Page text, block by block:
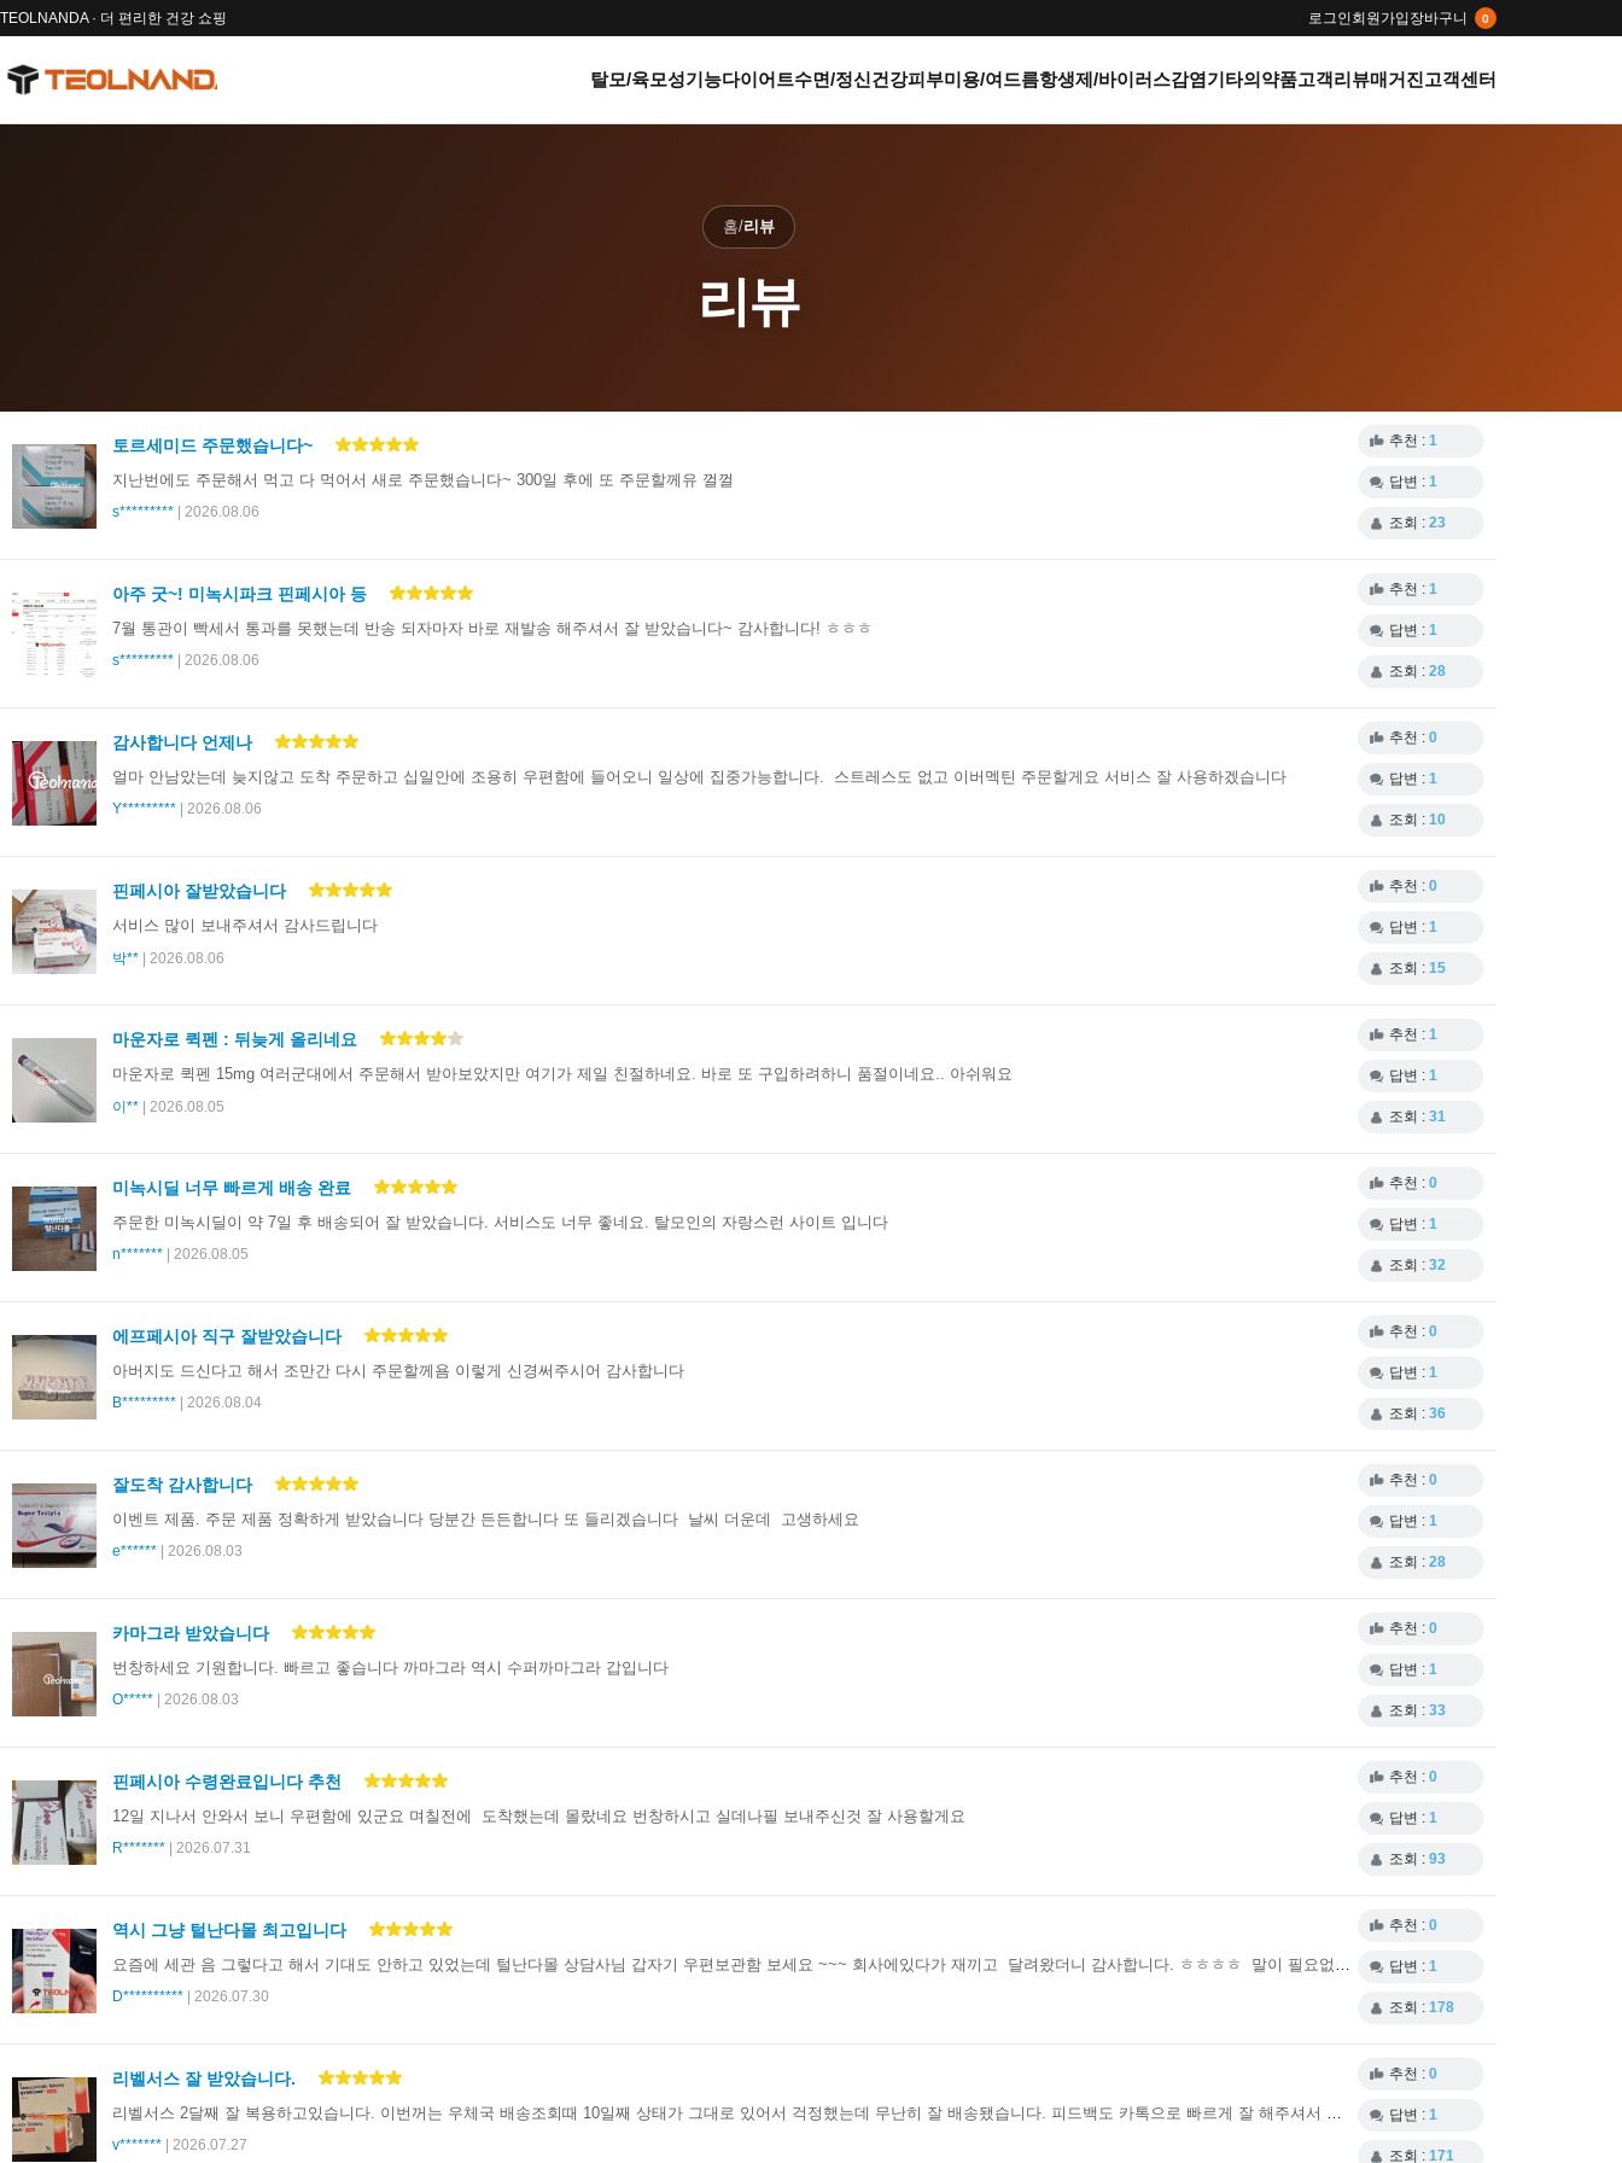
TEOLNANDA · 더 편리한 건강 쇼핑 로그인회원가입장바구니 0
탈모/육모성기능다이어트수면/정신건강피부미용/여드름항생제/바이러스감염기타의약품고객리뷰매거진 고객센터
홈/리뷰
리뷰
토르세미드 주문했습니다~
지난번에도 주문해서 먹고 다 먹어서 새로 주문했습니다~ 300일 후에 또 주문할께유 껄껄
s********* | 2026.08.06
추천 : 1
답변 : 1
조회 : 23
아주 굿~! 미녹시파크 핀페시아 등
7월 통관이 빡세서 통과를 못했는데 반송 되자마자 바로 재발송 해주셔서 잘 받았습니다~ 감사합니다! ㅎㅎㅎ
s********* | 2026.08.06
추천 : 1
답변 : 1
조회 : 28
감사합니다 언제나
얼마 안남았는데 늦지않고 도착 주문하고 십일안에 조용히 우편함에 들어오니 일상에 집중가능합니다. 스트레스도 없고 이버멕틴 주문할게요 서비스 잘 사용하겠습니다
Y********* | 2026.08.06
추천 : 0
답변 : 1
조회 : 10
핀페시아 잘받았습니다
서비스 많이 보내주셔서 감사드립니다
박** | 2026.08.06
추천 : 0
답변 : 1
조회 : 15
마운자로 퀵펜 : 뒤늦게 올리네요
마운자로 퀵펜 15mg 여러군대에서 주문해서 받아보았지만 여기가 제일 친절하네요. 바로 또 구입하려하니 품절이네요.. 아쉬워요
이** | 2026.08.05
추천 : 1
답변 : 1
조회 : 31
미녹시딜 너무 빠르게 배송 완료
주문한 미녹시딜이 약 7일 후 배송되어 잘 받았습니다. 서비스도 너무 좋네요. 탈모인의 자랑스런 사이트 입니다
n******* | 2026.08.05
추천 : 0
답변 : 1
조회 : 32
에프페시아 직구 잘받았습니다
아버지도 드신다고 해서 조만간 다시 주문할께욤 이렇게 신경써주시어 감사합니다
B********* | 2026.08.04
추천 : 0
답변 : 1
조회 : 36
잘도착 감사합니다
이벤트 제품. 주문 제품 정확하게 받았습니다 당분간 든든합니다 또 들리겠습니다 날씨 더운데 고생하세요
e****** | 2026.08.03
추천 : 0
답변 : 1
조회 : 28
카마그라 받았습니다
번창하세요 기원합니다. 빠르고 좋습니다 까마그라 역시 수퍼까마그라 갑입니다
O***** | 2026.08.03
추천 : 0
답변 : 1
조회 : 33
핀페시아 수령완료입니다 추천
12일 지나서 안와서 보니 우편함에 있군요 며칠전에 도착했는데 몰랐네요 번창하시고 실데나필 보내주신것 잘 사용할게요
R******* | 2026.07.31
추천 : 0
답변 : 1
조회 : 93
역시 그냥 털난다몰 최고입니다
요즘에 세관 음 그렇다고 해서 기대도 안하고 있었는데 털난다몰 상담사님 갑자기 우편보관함 보세요 ~~~ 회사에있다가 재끼고 달려왔더니 감사합니다. ㅎㅎㅎㅎ 말이 필요없습니다 그냥
D********** | 2026.07.30
추천 : 0
답변 : 1
조회 : 178
리벨서스 잘 받았습니다.
리벨서스 2달째 잘 복용하고있습니다. 이번꺼는 우체국 배송조회때 10일째 상태가 그대로 있어서 걱정했는데 무난히 잘 배송됐습니다. 피드백도 카톡으로 빠르게 잘 해주셔서 믿음이 갑니다 .
v******* | 2026.07.27
추천 : 0
답변 : 1
조회 : 171